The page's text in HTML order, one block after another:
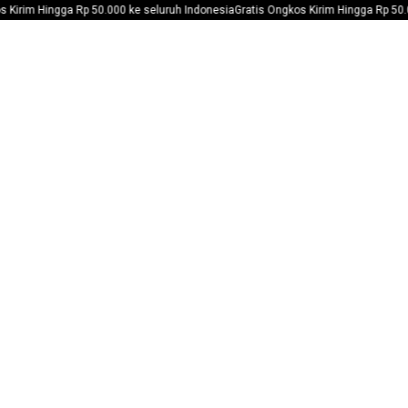
50.000 ke seluruh IndonesiaGratis Ongkos Kirim Hingga Rp 50.000 ke seluruh